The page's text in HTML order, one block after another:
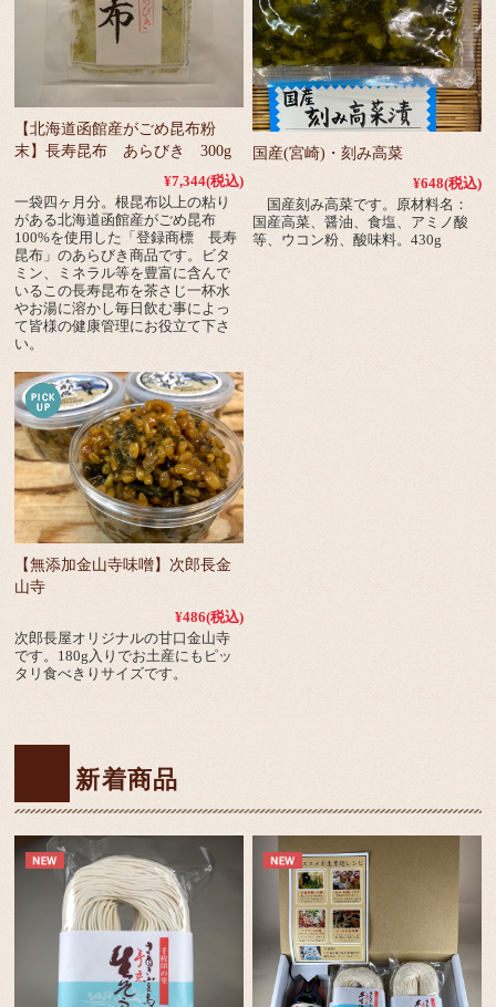
【北海道函館産がごめ昆布粉
末】長寿昆布 あらびき 300g
¥7,344(税込)
一袋四ヶ月分。根昆布以上の粘り
がある北海道函館産がごめ昆布
100%を使用した「登録商標 長寿
昆布」のあらびき商品です。ビタ
ミン、ミネラル等を豊富に含んで
いるこの長寿昆布を茶さじ一杯水
やお湯に溶かし毎日飲む事によっ
て皆様の健康管理にお役立て下さ
い。
国産(宮崎)・刻み高菜
¥648(税込)
国産刻み高菜です。原材料名：
国産高菜、醤油、食塩、アミノ酸
等、ウコン粉、酸味料。430g
【無添加金山寺味噌】次郎長金
山寺
¥486(税込)
次郎長屋オリジナルの甘口金山寺
です。180g入りでお土産にもピッ
タリ食べきりサイズです。
新着商品